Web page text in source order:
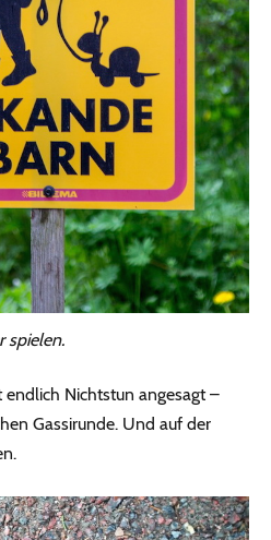
spielen.
endlich Nichtstun angesagt –
Gassirunde. Und auf der